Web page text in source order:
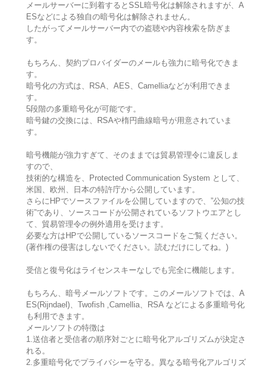
メールサーバーに到着するとSSL暗号化は解除されますが、A
ESなどによる独自の暗号化は解除されません。
したがってメールサーバー内での盗聴や内容検索を防ぎま
す。
もちろん、契約プロバイダーのメールも強力に暗号化できま
す。
暗号化の方式は、RSA、AES、Camelliaなどが利用できま
す。
5段階の多重暗号化が可能です。
暗号鍵の交換には、RSAや楕円曲線暗号が用意されていま
す。
暗号機能が強力すぎて、そのままでは貿易管理令に違反しま
すので、
技術的な構造を、Protected Communication System として、
米国、欧州、日本の特許庁から公開しています。
さらにHPでソースファイルを公開していますので、”公知の技
術”であり、ソースコードが公開されているソフトウエアとし
て、貿易管理令の例外適用を受けます。
必要な方はHPで公開しているソースコードをご覧ください。
(著作権の侵害はしないでください。読むだけにしてね。)
受信と復号化はライセンスキーなしでも完全に機能します。
もちろん、暗号メールソフトです。このメールソフトでは、A
ES(Rijndael)、Twofish ,Camellia、RSA などによる多重暗号化
も利用できます。
メールソフトの特徴は
1.送信者と受信者の順序対ごとに暗号化アルゴリズムが決定さ
れる。
2.多重暗号化でプライバシーを守る。異なる暗号化アルゴリズ